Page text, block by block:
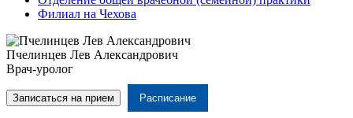
Филиал на Чехова
Пчелинцев Лев Александрович
Врач-уролог
Записаться на прием Расписание